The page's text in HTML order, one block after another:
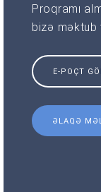
Proqramı
bizə
E-POÇT
ƏLAQƏ